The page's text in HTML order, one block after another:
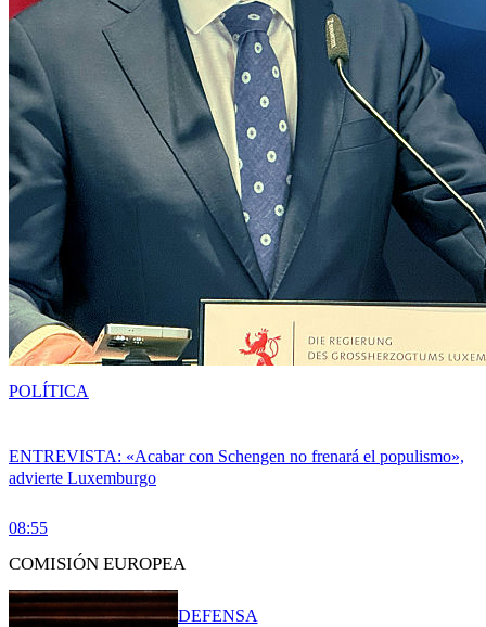
ENTREVISTA: «Acabar con Schengen no frenará el populismo»,
advierte Luxemburgo
08:55
POLÍTICA
COMISIÓN EUROPEA
DEFENSA